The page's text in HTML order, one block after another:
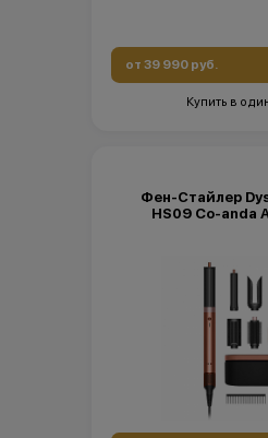
от 39 990 руб.
Купить в
Фен-Стайлер
HS09 Co-anda